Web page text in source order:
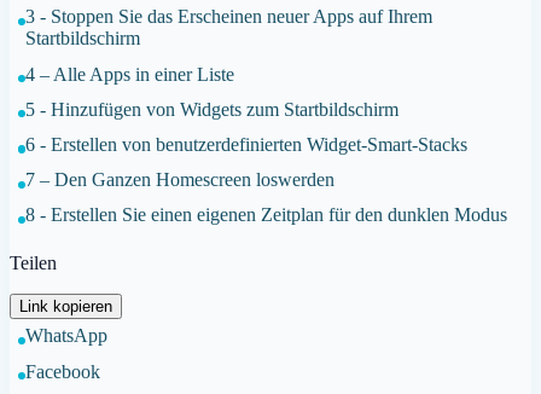
3 - Stoppen Sie das Erscheinen neuer Apps auf Ihrem
Startbildschirm
4 – Alle Apps in einer Liste
5 - Hinzufügen von Widgets zum Startbildschirm
6 - Erstellen von benutzerdefinierten Widget-Smart-Stacks
7 – Den Ganzen Homescreen loswerden
8 - Erstellen Sie einen eigenen Zeitplan für den dunklen Modus
Teilen
Link kopieren
WhatsApp
Facebook